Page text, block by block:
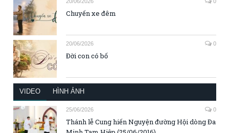
Chuyến xe đêm
20/06/2026 0
Đời con có bố
VIDEO HÌNH ẢNH
25/06/2026 0
Thánh lễ Cung hiến Nguyện đường Hội dòng Đa